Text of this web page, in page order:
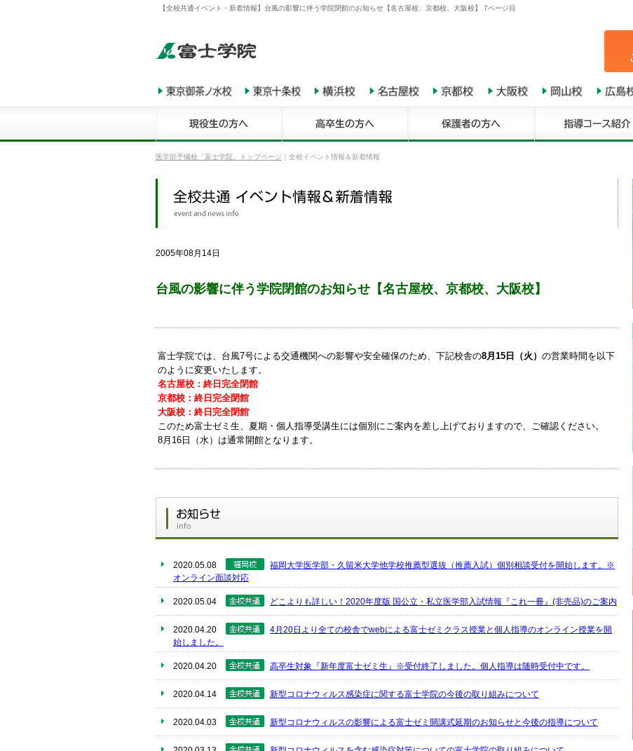
【全校共通イベント・新着情報】台風の影響に伴う学院閉館のお知らせ【名古屋校、京都校、大阪校】 7ページ目
医学部予備校「富士学院」トップページ 全校イベント情報＆新着情報
2005年08月14日
台風の影響に伴う学院閉館のお知らせ【名古屋校、京都校、大阪校】
富士学院では、台風7号による交通機関への影響や安全確保のため、下記校舎の8月15日（火） の営業時間を以下
のように変更いたします。
名古屋校：終日完全閉館
京都校：終日完全閉館
大阪校：終日完全閉館
このため富士ゼミ生、夏期・個人指導受講生には個別にご案内を差し上げておりますので、ご確認ください。
8月16日（水）は通常開館となります。
2020.05.08
福岡大学医学部・久留米大学他学校推薦型選抜（推薦入試）個別相談受付を開始します。※
オンライン面談対応
2020.05.04 どこよりも詳しい！2020年度版 国公立・私立医学部入試情報『これ一冊』(非売品)のご案内
2020.04.20
4月20日より全ての校舎でwebによる富士ゼミクラス授業と個人指導のオンライン授業を開
始しました。
2020.04.20 高卒生対象『新年度富士ゼミ生』※受付終了しました。個人指導は随時受付中です。
2020.04.14 新型コロナウィルス感染症に関する富士学院の今後の取り組みについて
2020.04.03 新型コロナウィルスの影響による富士ゼミ開講式延期のお知らせと今後の指導について